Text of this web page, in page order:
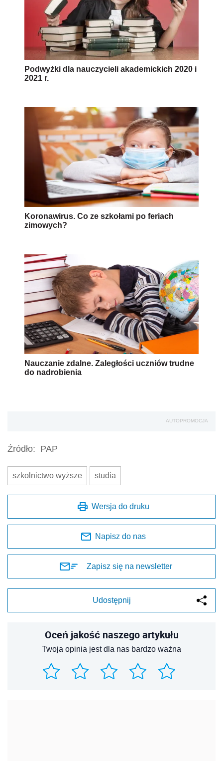
Podwyżki dla nauczycieli akademickich 2020 i
2021 r.
Koronawirus. Co ze szkołami po feriach
zimowych?
Nauczanie zdalne. Zaległości uczniów trudne
do nadrobienia
AUTOPROMOCJA
Źródło: PAP
szkolnictwo wyższe studia
Wersja do druku
Napisz do nas
Zapisz się na newsletter
Udostępnij
Oceń jakość naszego artykułu
Twoja opinia jest dla nas bardzo ważna